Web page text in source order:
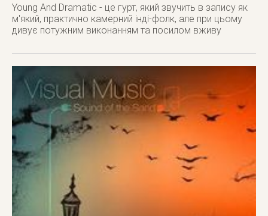
Young And Dramatic - це гурт, який звучить в запису як
м'який, практично камерний інді-фолк, але при цьому
дивує потужним виконанням та посилом вживу